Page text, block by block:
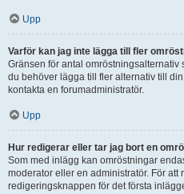
Upp
Varför kan jag inte lägga till fler
Gränsen för antal omröstningsalternativ
du behöver lägga till fler alternativ till
kontakta en forumadministratör.
Upp
Hur redigerar eller tar jag bort en
Som med inlägg kan omröstningar
moderator eller en administratör. För
redigeringsknappen för det första